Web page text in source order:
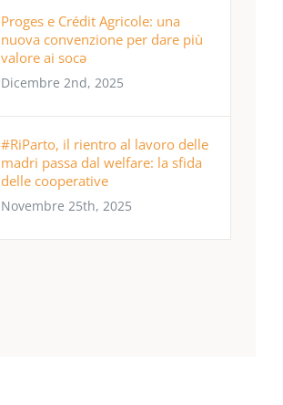
Proges e Crédit Agricole: una
nuova convenzione per dare più
valore ai socə
Dicembre 2nd, 2025
#RiParto, il rientro al lavoro delle
madri passa dal welfare: la sfida
delle cooperative
Novembre 25th, 2025